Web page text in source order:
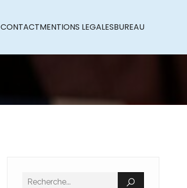
CONTACTMENTIONS LEGALESBUREAU